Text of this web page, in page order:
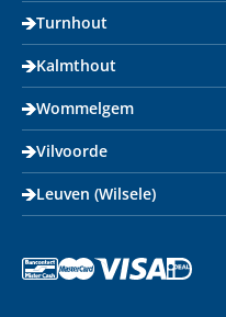
Turnhout
Kalmthout
Wommelgem
Vilvoorde
Leuven (Wilsele)